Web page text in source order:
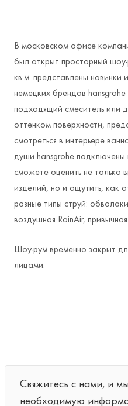
В московском офисе
был открыт просторный
кв.м. представлены новинки
немецких брендов
подходящий смеситель или
оттенком поверхности,
смотреться в интерьере
души hansgrohe подключены
сможете оценить не только
изделий, но и ощутить, как
разные типы струй:
воздушная RainAir,
Шоу-рум временно закрыт
лицами.
Свяжитесь с нами, и
необходимую